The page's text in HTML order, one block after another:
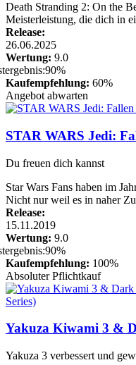
Death Stranding 2: On the
Meisterleistung, die dich in
Release:
26.06.2025
Wertung: 9.0
Kaufempfehlung: 60%
Angebot abwarten
STAR WARS Jedi:
Du freuen dich kannst
Star Wars Fans haben im
Nicht nur weil es in naher
Release:
15.11.2019
Wertung: 9.0
Kaufempfehlung: 100%
Absoluter Pflichtkauf
Yakuza Kiwami 3 &
Yakuza 3 verbessert und